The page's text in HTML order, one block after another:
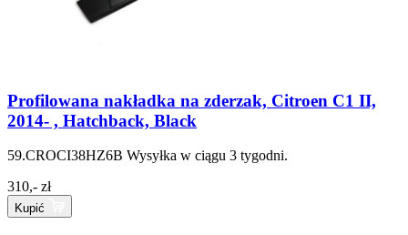
Profilowana nakładka na zderzak, Citroen C1 II,
2014- , Hatchback, Black
59.CROCI38HZ6B Wysyłka w ciągu 3 tygodni.
310,- zł
Kupić